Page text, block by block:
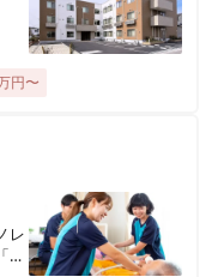
ョンぴ～す月隈
ン ぴ～す此花
円〜
レ
古